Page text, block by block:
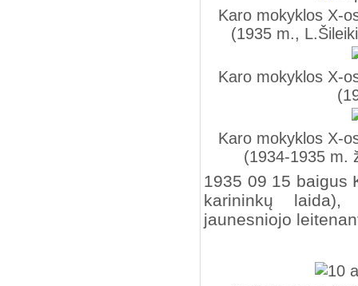
Karo mokyklos X-
(1935 m.,
Karo mokyklos X-
Karo mokyklos X-
(1934-1935 m.
1935 09 15 baigus
karininkų laida),
jaunesniojo